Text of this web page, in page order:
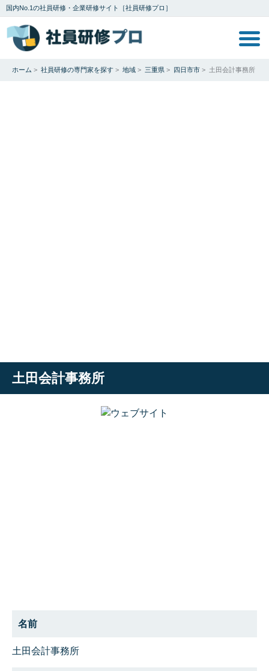
国内No.1の社員研修・企業研修サイト［社員研修プロ］
ホーム > 社員研修の専門家を探す > 地域 > 三重県 > 四日市市 > 土田会計事務所
土田会計事務所
名前
土田会計事務所